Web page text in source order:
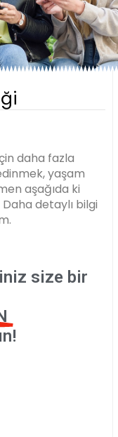
daha fazla
yaşam
aşağıda ki
detaylı bilgi
size bir